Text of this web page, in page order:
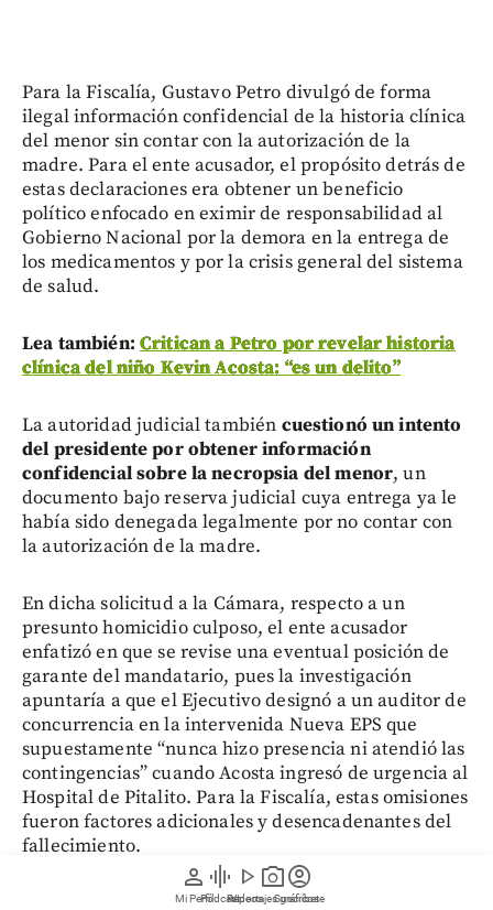
person
Mi Perfil
graphic_eq
Pódcast
play_arrow
Videos
photo_camera
Reportajes gráficos
account_circle
Suscríbete
Para la Fiscalía, Gustavo Petro divulgó de forma
ilegal información confidencial de la historia clínica
del menor sin contar con la autorización de la
madre. Para el ente acusador, el propósito detrás de
estas declaraciones era obtener un beneficio
político enfocado en eximir de responsabilidad al
Gobierno Nacional por la demora en la entrega de
los medicamentos y por la crisis general del sistema
de salud.
Lea también: Critican a Petro por revelar historia
clínica del niño Kevin Acosta: “es un delito”
La autoridad judicial también cuestionó un intento
del presidente por obtener información
confidencial sobre la necropsia del menor, un
documento bajo reserva judicial cuya entrega ya le
había sido denegada legalmente por no contar con
la autorización de la madre.
En dicha solicitud a la Cámara, respecto a un
presunto homicidio culposo, el ente acusador
enfatizó en que se revise una eventual posición de
garante del mandatario, pues la investigación
apuntaría a que el Ejecutivo designó a un auditor de
concurrencia en la intervenida Nueva EPS que
supuestamente “nunca hizo presencia ni atendió las
contingencias” cuando Acosta ingresó de urgencia al
Hospital de Pitalito. Para la Fiscalía, estas omisiones
fueron factores adicionales y desencadenantes del
fallecimiento.